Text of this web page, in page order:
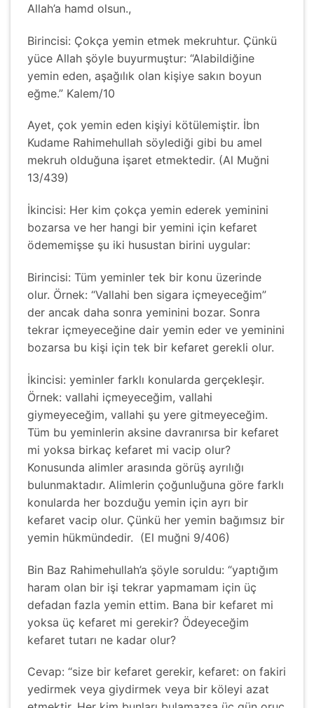
Allah’a hamd olsun.,
Birincisi: Çokça yemin etmek mekruhtur. Çünkü
yüce Allah şöyle buyurmuştur: “Alabildiğine
yemin eden, aşağılık olan kişiye sakın boyun
eğme.” Kalem/10
Ayet, çok yemin eden kişiyi kötülemiştir. İbn
Kudame Rahimehullah söylediği gibi bu amel
mekruh olduğuna işaret etmektedir. (Al Muğni
13/439)
İkincisi: Her kim çokça yemin ederek yeminini
bozarsa ve her hangi bir yemini için kefaret
ödememişse şu iki husustan birini uygular:
Birincisi: Tüm yeminler tek bir konu üzerinde
olur. Örnek: “Vallahi ben sigara içmeyeceğim”
der ancak daha sonra yeminini bozar. Sonra
tekrar içmeyeceğine dair yemin eder ve yeminini
bozarsa bu kişi için tek bir kefaret gerekli olur.
İkincisi: yeminler farklı konularda gerçekleşir.
Örnek: vallahi içmeyeceğim, vallahi
giymeyeceğim, vallahi şu yere gitmeyeceğim.
Tüm bu yeminlerin aksine davranırsa bir kefaret
mi yoksa birkaç kefaret mi vacip olur?
Konusunda alimler arasında görüş ayrılığı
bulunmaktadır. Alimlerin çoğunluğuna göre farklı
konularda her bozduğu yemin için ayrı bir
kefaret vacip olur. Çünkü her yemin bağımsız bir
yemin hükmündedir. (El muğni 9/406)
Bin Baz Rahimehullah’a şöyle soruldu: “yaptığım
haram olan bir işi tekrar yapmamam için üç
defadan fazla yemin ettim. Bana bir kefaret mi
yoksa üç kefaret mi gerekir? Ödeyeceğim
kefaret tutarı ne kadar olur?
Cevap: “size bir kefaret gerekir, kefaret: on fakiri
yedirmek veya giydirmek veya bir köleyi azat